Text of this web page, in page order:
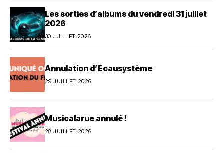
Les sorties d’albums du vendredi 31 juillet
2026
30 JUILLET 2026
Annulation d’Ecausystème
29 JUILLET 2026
Musicalarue annulé !
28 JUILLET 2026